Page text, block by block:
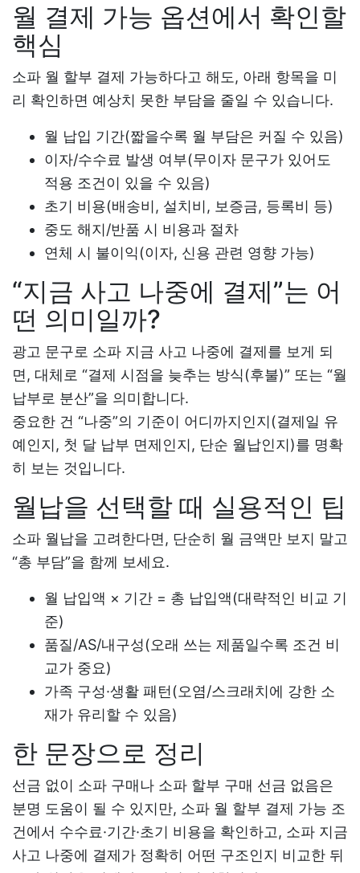
월 결제 가능 옵션에서 확인할
핵심
소파 월 할부 결제 가능하다고 해도, 아래 항목을 미
리 확인하면 예상치 못한 부담을 줄일 수 있습니다.
월 납입 기간(짧을수록 월 부담은 커질 수 있음)
이자/수수료 발생 여부(무이자 문구가 있어도
적용 조건이 있을 수 있음)
초기 비용(배송비, 설치비, 보증금, 등록비 등)
중도 해지/반품 시 비용과 절차
연체 시 불이익(이자, 신용 관련 영향 가능)
“지금 사고 나중에 결제”는 어
떤 의미일까?
광고 문구로 소파 지금 사고 나중에 결제를 보게 되
면, 대체로 “결제 시점을 늦추는 방식(후불)” 또는 “월
납부로 분산”을 의미합니다.
중요한 건 “나중”의 기준이 어디까지인지(결제일 유
예인지, 첫 달 납부 면제인지, 단순 월납인지)를 명확
히 보는 것입니다.
월납을 선택할 때 실용적인 팁
소파 월납을 고려한다면, 단순히 월 금액만 보지 말고
“총 부담”을 함께 보세요.
월 납입액 × 기간 = 총 납입액(대략적인 비교 기
준)
품질/AS/내구성(오래 쓰는 제품일수록 조건 비
교가 중요)
가족 구성·생활 패턴(오염/스크래치에 강한 소
재가 유리할 수 있음)
한 문장으로 정리
선금 없이 소파 구매나 소파 할부 구매 선금 없음은
분명 도움이 될 수 있지만, 소파 월 할부 결제 가능 조
건에서 수수료·기간·초기 비용을 확인하고, 소파 지금
사고 나중에 결제가 정확히 어떤 구조인지 비교한 뒤